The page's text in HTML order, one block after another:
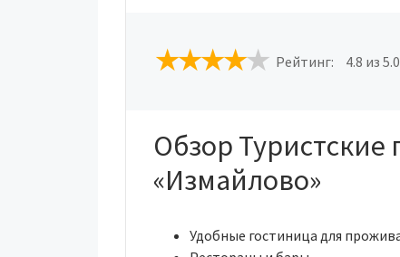
Рейтинг: 4.8 из
Обзор
«Измайлово»
Удобные гостиница для